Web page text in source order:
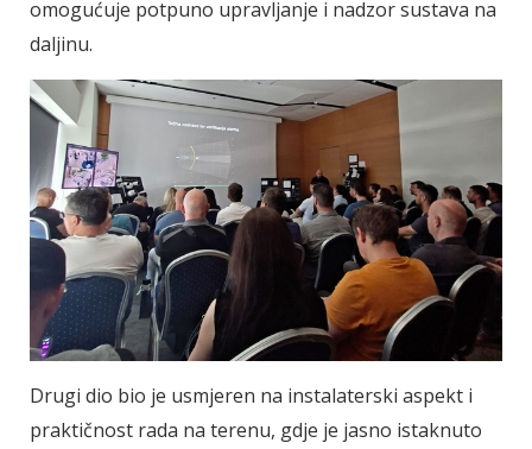
omogućuje potpuno upravljanje i nadzor sustava na
daljinu.
Drugi dio bio je usmjeren na instalaterski aspekt i
praktičnost rada na terenu, gdje je jasno istaknuto